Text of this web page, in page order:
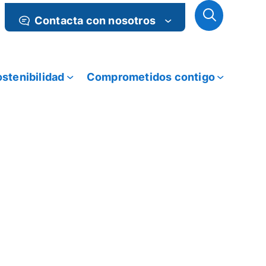
Contacta con nosotros
Comprometidos contigo